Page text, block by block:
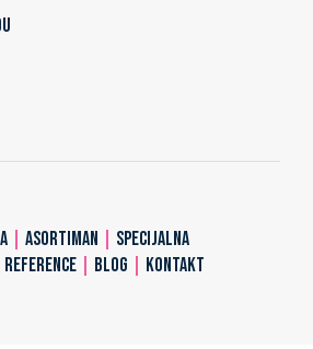
ASORTIMAN
SPECIJALNA
REFERENCE BLOG KONTAKT